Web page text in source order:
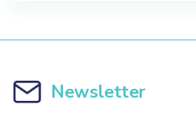
Newsletter